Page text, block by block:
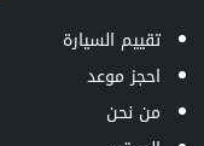
تقييم السيارة
احجز موعد
من نحن